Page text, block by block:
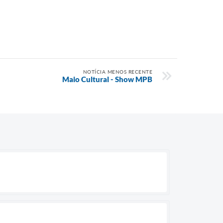
NOTÍCIA MENOS RECENTE
Maio Cultural - Show MPB